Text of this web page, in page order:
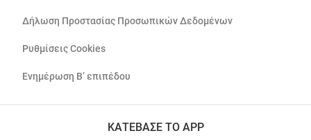
Δήλωση Προστασίας Προσωπικών Δεδομένων
Ρυθμίσεις Cookies
Ενημέρωση Β’ επιπέδου
ΚΑΤΕΒΑΣΕ ΤΟ APP